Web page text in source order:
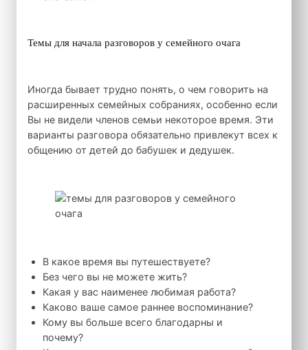
Темы для начала разговоров у семейного очага
Иногда бывает трудно понять, о чем говорить на
расширенных семейных собраниях, особенно если
Вы не видели членов семьи некоторое время. Эти
варианты разговора обязательно привлекут всех к
общению от детей до бабушек и дедушек.
В какое время вы путешествуете?
Без чего вы не можете жить?
Какая у вас наименее любимая работа?
Каково ваше самое раннее воспоминание?
Кому вы больше всего благодарны и
почему?